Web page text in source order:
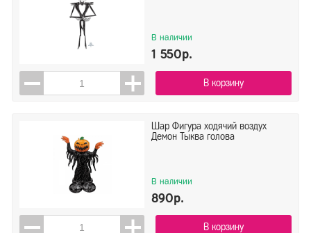
В наличии
1 550р.
В корзину
Шар Фигура ходячий воздух
Демон Тыква голова
В наличии
890р.
В корзину